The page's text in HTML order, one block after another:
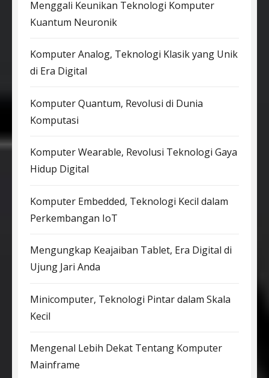
Menggali Keunikan Teknologi Komputer
Kuantum Neuronik
Komputer Analog, Teknologi Klasik yang Unik
di Era Digital
Komputer Quantum, Revolusi di Dunia
Komputasi
Komputer Wearable, Revolusi Teknologi Gaya
Hidup Digital
Komputer Embedded, Teknologi Kecil dalam
Perkembangan IoT
Mengungkap Keajaiban Tablet, Era Digital di
Ujung Jari Anda
Minicomputer, Teknologi Pintar dalam Skala
Kecil
Mengenal Lebih Dekat Tentang Komputer
Mainframe